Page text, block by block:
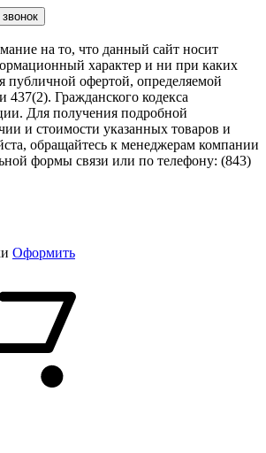
на то, что данный сайт носит
характер и ни при каких
публичной офертой, определяемой
Гражданского кодекса
Для получения подробной
и стоимости указанных товаров и
обращайтесь к менеджерам компании
формы связи или по телефону: (843)
Оформить